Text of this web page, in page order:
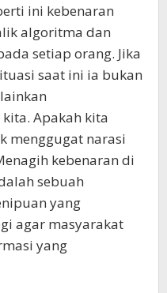
ini kebenaran
algoritma dan
setiap orang. Jika
saat ini ia bukan
Apakah kita
menggugat narasi
kebenaran di
sebuah
yang
agar masyarakat
yang